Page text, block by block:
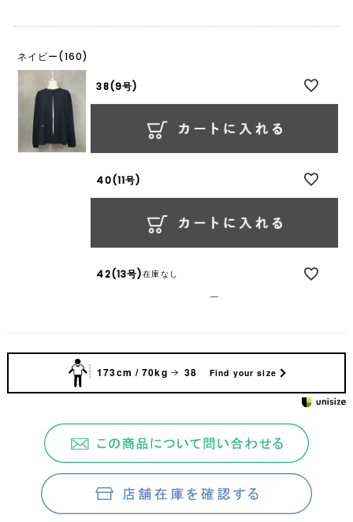
ネイビー(160)
38(9号)
40(11号)
42(13号)在庫なし
—
173cm / 70kg 38 Find your size